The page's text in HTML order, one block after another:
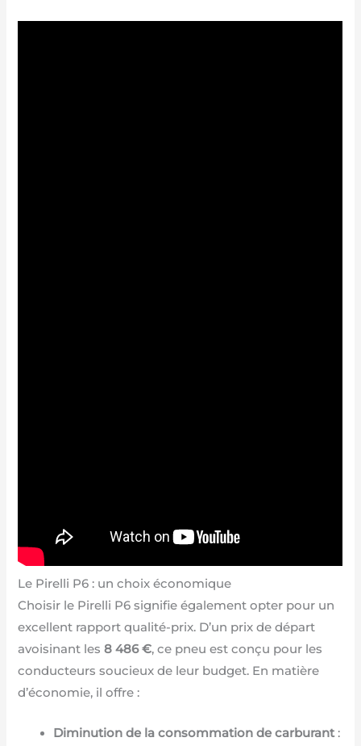
Le Pirelli P6 : un choix économique
Choisir le Pirelli P6 signifie également opter pour un
excellent rapport qualité-prix. D’un prix de départ
avoisinant les8 486 €, ce pneu est conçu pour les
conducteurs soucieux de leur budget. En matière
d’économie, il offre :
Diminution de la consommation de carburant: